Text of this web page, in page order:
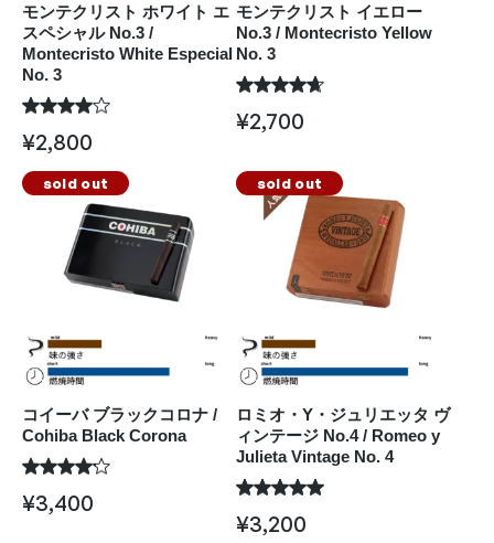
モンテクリスト ホワイト エ
スペシャル No.3 /
Montecristo White Especial
No. 3
¥2,800
モンテクリスト イエロー
No.3 / Montecristo Yellow
No. 3
¥2,700
sold out
コイーバ ブラックコロナ /
Cohiba Black Corona
¥3,400
sold out
ロミオ・Y・ジュリエッタ ヴ
ィンテージ No.4 / Romeo y
Julieta Vintage No. 4
¥3,200